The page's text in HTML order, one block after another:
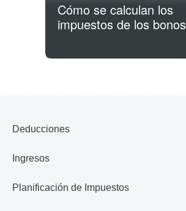
Cómo se calculan los
impuestos de los bonos
Deducciones
Familia
Educación
Ingresos
401K, IRA, Acciones
Planificación de Impuestos